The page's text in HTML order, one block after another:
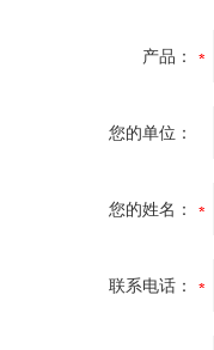
产品：
您的单位：
您的姓名：
联系电话：